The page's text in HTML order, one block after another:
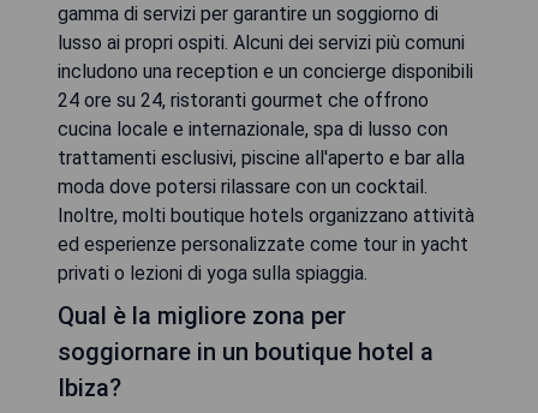
gamma di servizi per garantire un soggiorno di
lusso ai propri ospiti. Alcuni dei servizi più comuni
includono una reception e un concierge disponibili
24 ore su 24, ristoranti gourmet che offrono
cucina locale e internazionale, spa di lusso con
trattamenti esclusivi, piscine all'aperto e bar alla
moda dove potersi rilassare con un cocktail.
Inoltre, molti boutique hotels organizzano attività
ed esperienze personalizzate come tour in yacht
privati o lezioni di yoga sulla spiaggia.
Qual è la migliore zona per
soggiornare in un boutique hotel a
Ibiza?